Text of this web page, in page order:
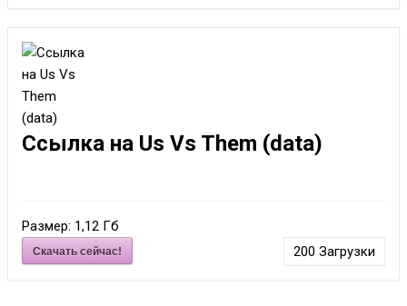
Ссылка на Us Vs Them (data)
Размер: 1,12 Гб
Скачать сейчас!
200 Загрузки